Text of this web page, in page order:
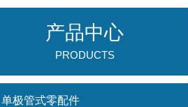
产品中心
PRODUCTS
单极管式零配件